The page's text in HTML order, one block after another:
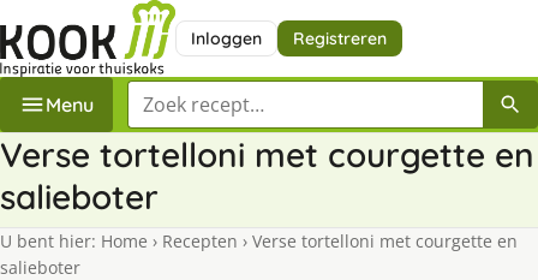
Inloggen Registreren
Menu Zoek een recept
Verse tortelloni met courgette en
salieboter
U bent hier: Home › Recepten › Verse tortelloni met courgette en
salieboter